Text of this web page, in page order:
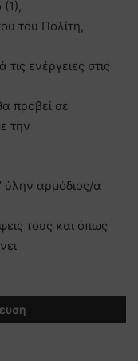
του Πολίτη,
ενέργειες στις
προβεί σε
την
ύλην αρμόδιος/α
τους και όπως